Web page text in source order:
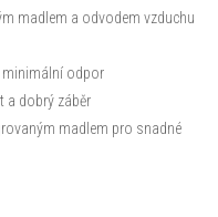
madlem a odvodem vzduchu
minimální odpor
a dobrý záběr
madlem pro snadné